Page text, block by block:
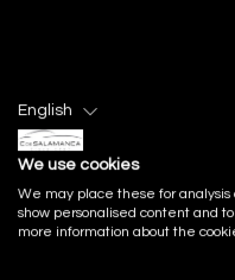
English
We use cookies
We may place these for analysis
show personalised content and
more information about the